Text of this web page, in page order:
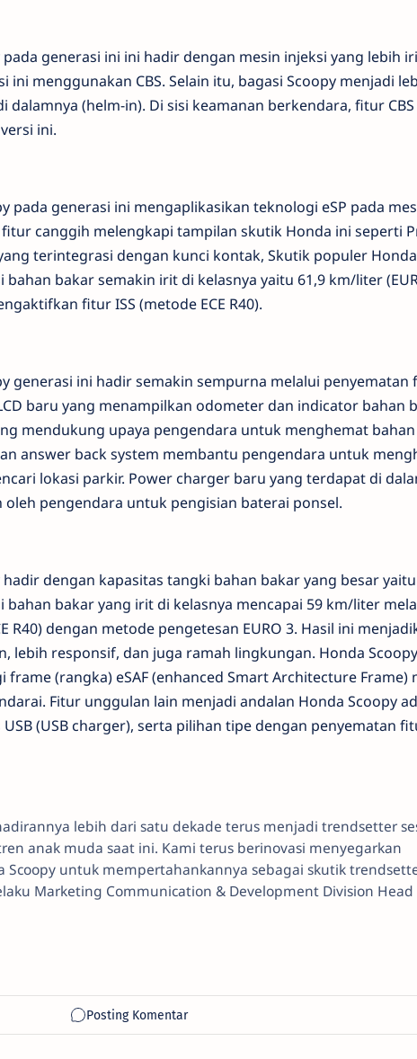
pada generasi ini ini hadir dengan mesin injeksi yang lebih
ini menggunakan CBS. Selain itu, bagasi Scoopy menjadi
(helm-in). Di sisi keamanan berkendara, fitur CBS
ini.
pada generasi ini mengaplikasikan teknologi eSP pada
canggih melengkapi tampilan skutik Honda ini seperti
terintegrasi dengan kunci kontak, Skutik populer
bakar semakin irit di kelasnya yaitu 61,9 km/liter
fitur ISS (metode ECE R40).
generasi ini hadir semakin sempurna melalui penyematan
baru yang menampilkan odometer dan indicator bahan
mendukung upaya pengendara untuk menghemat bahan
answer back system membantu pengendara untuk
lokasi parkir. Power charger baru yang terdapat di
pengendara untuk pengisian baterai ponsel.
hadir dengan kapasitas tangki bahan bakar yang besar
bakar yang irit di kelasnya mencapai 59 km/liter
R40) dengan metode pengetesan EURO 3. Hasil ini
lebih responsif, dan juga ramah lingkungan. Honda
(rangka) eSAF (enhanced Smart Architecture Frame)
Fitur unggulan lain menjadi andalan Honda Scoopy
(USB charger), serta pilihan tipe dengan penyematan
lebih dari satu dekade terus menjadi trendsetter
anak muda saat ini. Kami terus berinovasi menyegarkan
Scoopy untuk mempertahankannya sebagai skutik
Marketing Communication & Development Division Head